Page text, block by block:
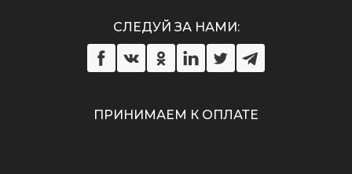
СЛЕДУЙ ЗА НАМИ:
ПРИНИМАЕМ К ОПЛАТЕ